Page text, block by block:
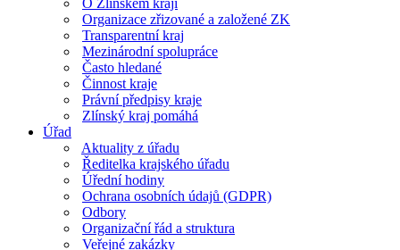
O Zlínském kraji
Organizace zřizované a založené ZK
Transparentní kraj
Mezinárodní spolupráce
Často hledané
Činnost kraje
Právní předpisy kraje
Zlínský kraj pomáhá
Úřad
Aktuality z úřadu
Ředitelka krajského úřadu
Úřední hodiny
Ochrana osobních údajů (GDPR)
Odbory
Organizační řád a struktura
Veřejné zakázky